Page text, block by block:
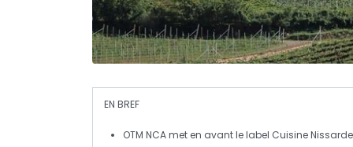
EN BREF
OTM NCAmet en avant lelabel Cuisine Nissarde